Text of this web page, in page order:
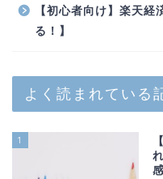
【初心者向け】楽天
る！】
よく読まれている
1